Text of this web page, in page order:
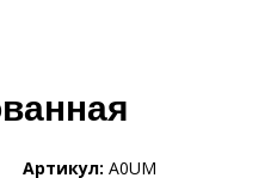
Артикул A0UM